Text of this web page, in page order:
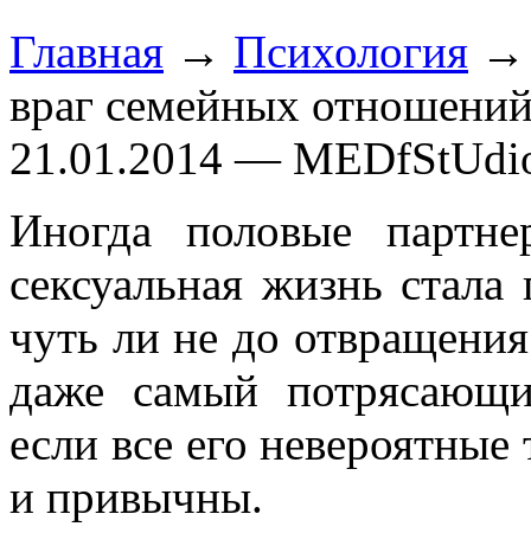
Главная → Психология
враг семейных
21.01.2014 —
Иногда половые
сексуальная жизнь
чуть ли не до
даже самый
если все его
и привычны.